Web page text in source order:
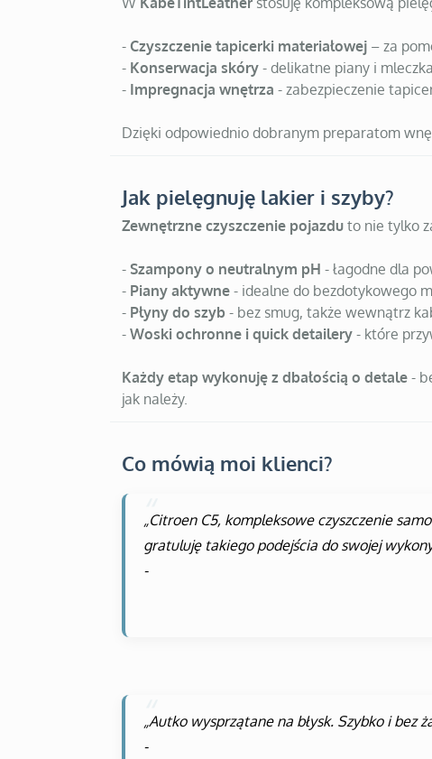
- Czyszczenie tapicerki materiałowej– za
- Konserwacja skóry- delikatne piany i
- Impregnacja wnętrza - zabezpieczenie
Dzięki odpowiednio dobranym preparatom
Jak pielęgnuję lakier i szyby?
Zewnętrzne czyszczenie pojazduto nie tylko
- Szampony o neutralnym pH - łagodne dla
- Piany aktywne- idealne do bezdotykowego
- Płyny do szyb- bez smug, także wewnątrz
- Woski ochronne i quick detailery- które
Każdy etap wykonuję z dbałością o detale-
jak należy.
Co mówią moi klienci?
„Citroen C5, kompleksowe czyszczenie
gratuluję takiego podejścia do swojej
-
„Autko wysprzątane na błysk. Szybko i bez
-